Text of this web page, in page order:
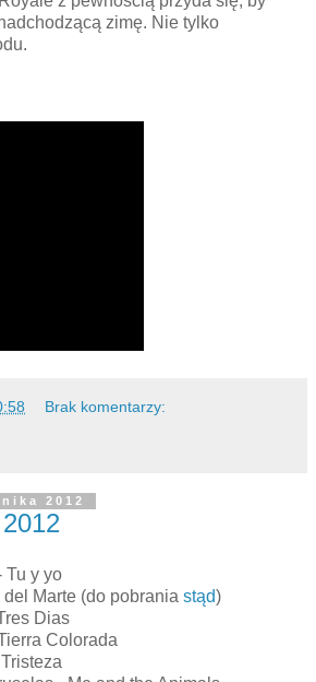
zimę. Nie tylko
Brak komentarzy:
2012
Tu y yo
Marte (do pobrania stąd)
Dias
Colorada